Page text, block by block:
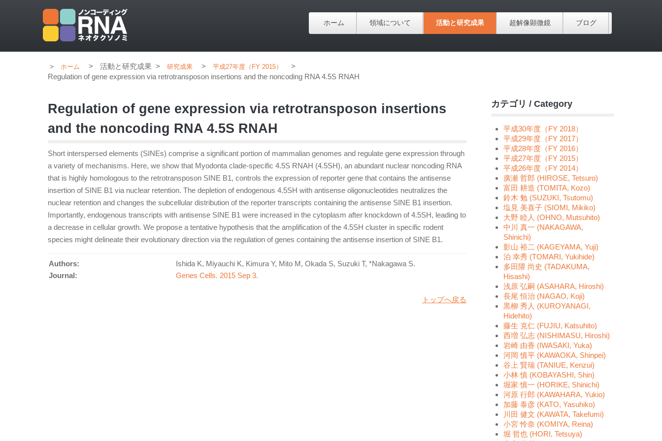
ホーム 領域について 活動と研究成果 超解像顕微鏡 ブログ
ホーム > 活動と研究成果 > 研究成果 > 平成27年度（FY 2015）
>
Regulation of gene expression via retrotransposon insertions and the noncoding RNA 4.5S RNAH
Regulation of gene expression via retrotransposon insertions
and the noncoding RNA 4.5S RNAH
Short interspersed elements (SINEs) comprise a significant portion of mammalian genomes and regulate gene expression through
a variety of mechanisms. Here, we show that Myodonta clade-specific 4.5S RNAH (4.5SH), an abundant nuclear noncoding RNA
that is highly homologous to the retrotransposon SINE B1, controls the expression of reporter gene that contains the antisense
insertion of SINE B1 via nuclear retention. The depletion of endogenous 4.5SH with antisense oligonucleotides neutralizes the
nuclear retention and changes the subcellular distribution of the reporter transcripts containing the antisense SINE B1 insertion.
Importantly, endogenous transcripts with antisense SINE B1 were increased in the cytoplasm after knockdown of 4.5SH, leading to
a decrease in cellular growth. We propose a tentative hypothesis that the amplification of the 4.5SH cluster in specific rodent
species might delineate their evolutionary direction via the regulation of genes containing the antisense insertion of SINE B1.
Authors:
Ishida K, Miyauchi K, Kimura Y, Mito M, Okada S, Suzuki T, *Nakagawa S.
Journal:
Genes Cells. 2015 Sep 3.
トップへ戻る
カテゴリ / Category
平成30年度（FY 2018）
平成29年度（FY 2017）
平成28年度（FY 2016）
平成27年度（FY 2015）
平成26年度（FY 2014）
廣瀬 哲郎 (HIROSE, Tetsuro)
富田 耕造 (TOMITA, Kozo)
鈴木 勉 (SUZUKI, Tsutomu)
塩見 美喜子 (SIOMI, Mikiko)
大野 睦人 (OHNO, Mutsuhito)
中川 真一 (NAKAGAWA,
Shinichi)
影山 裕二 (KAGEYAMA, Yuji)
泊 幸秀 (TOMARI, Yukihide)
多田隈 尚史 (TADAKUMA,
Hisashi)
浅原 弘嗣 (ASAHARA, Hiroshi)
長尾 恒治 (NAGAO, Koji)
黒柳 秀人 (KUROYANAGI,
Hidehito)
藤生 克仁 (FUJIU, Katsuhito)
西増 弘志 (NISHIMASU, Hiroshi)
岩崎 由香 (IWASAKI, Yuka)
河岡 慎平 (KAWAOKA, Shinpei)
谷上 賢瑞 (TANIUE, Kenzui)
小林 慎 (KOBAYASHI, Shin)
堀家 慎一 (HORIKE, Shinichi)
河原 行郎 (KAWAHARA, Yukio)
加藤 泰彦 (KATO, Yasuhiko)
川田 健文 (KAWATA, Takefumi)
小宮 怜奈 (KOMIYA, Reina)
堀 哲也 (HORI, Tetsuya)